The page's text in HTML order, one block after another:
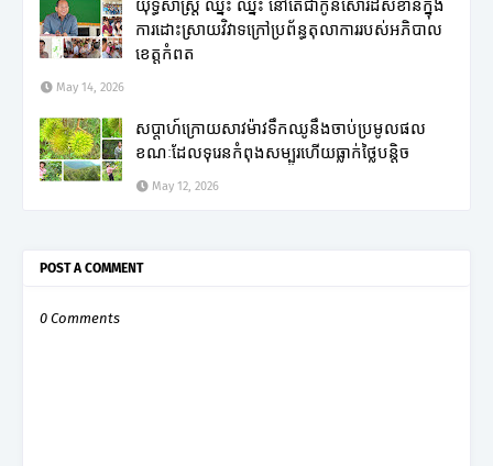
យុទ្ធសាស្ត្រ ឈ្នះ ឈ្នះ នៅតែជាកូនសោរដ៏សំខាន់ក្នុង
ការដោះស្រាយវិវាទក្រៅប្រព័ន្ធតុលាការរបស់អភិបាល
ខេត្តកំពត
May 14, 2026
សប្តាហ៍ក្រោយសាវម៉ាវទឹកឈូនឹងចាប់ប្រមូលផល
ខណៈដែលទុរេនកំពុងសម្បូរហើយធ្លាក់ថ្លៃបន្តិច
May 12, 2026
POST A COMMENT
0 Comments